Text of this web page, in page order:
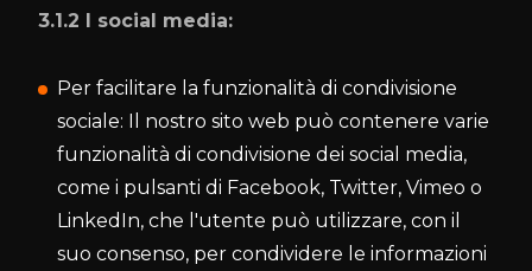
3.1.2 I social media:
Per facilitare la funzionalità di condivisione
sociale: Il nostro sito web può contenere varie
funzionalità di condivisione dei social media,
come i pulsanti di Facebook, Twitter, Vimeo o
LinkedIn, che l'utente può utilizzare, con il
suo consenso, per condividere le informazioni